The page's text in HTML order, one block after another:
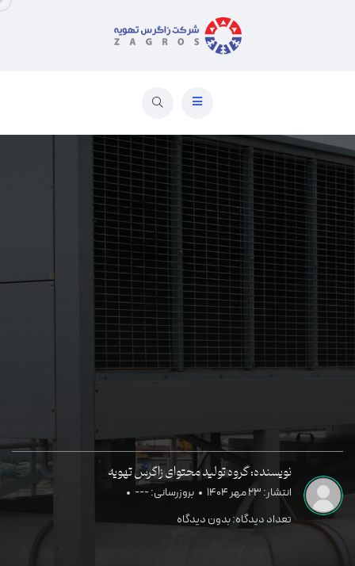
نویسنده: گروه تولید محتوای زاگرس تهویه
انتشار: 23 مهر 1404
بروزرسانی: ---
تعداد دیدگاه: بدون دیدگاه